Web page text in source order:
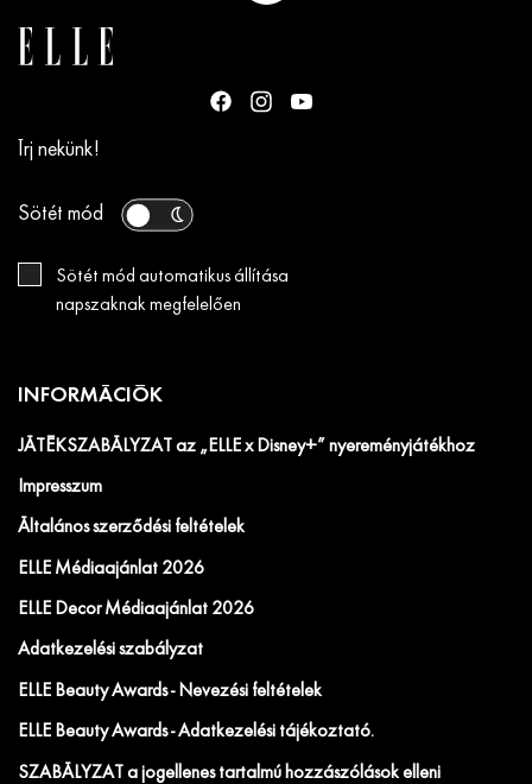
Írj nekünk!
Sötét mód
Sötét mód automatikus állítása
napszaknak megfelelően
INFORMÁCIÓK
JÁTÉKSZABÁLYZAT az „ELLE x Disney+” nyereményjátékhoz
Impresszum
Általános szerződési feltételek
ELLE Médiaajánlat 2026
ELLE Decor Médiaajánlat 2026
Adatkezelési szabályzat
ELLE Beauty Awards - Nevezési feltételek
ELLE Beauty Awards - Adatkezelési tájékoztató.
SZABÁLYZAT a jogellenes tartalmú hozzászólások elleni